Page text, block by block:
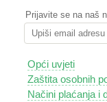
Prijavite se na naš
Opći uvjeti
Zaštita osobnih
Načini plaćanja i